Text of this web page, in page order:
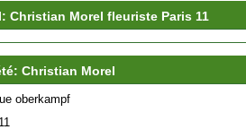
Christian Morel fleuriste Paris 11
Christian Morel
oberkampf